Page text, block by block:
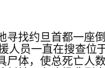
寻找约旦首都一座
人员一直在搜查位
体，使总死亡人